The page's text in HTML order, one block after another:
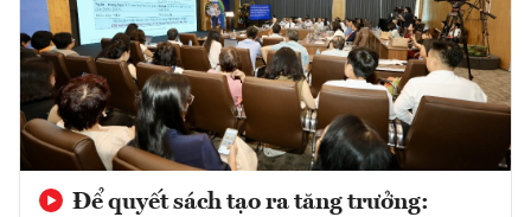
Để quyết sách tạo ra tăng trưởng: